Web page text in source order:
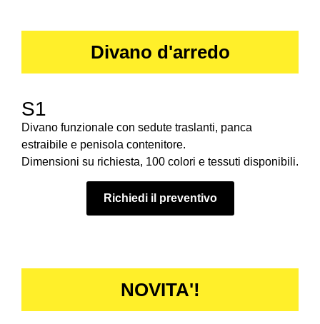
Divano d'arredo
S1
Divano funzionale con sedute traslanti, panca
estraibile e penisola contenitore.
Dimensioni su richiesta, 100 colori e tessuti disponibili.
Richiedi il preventivo
NOVITA'!